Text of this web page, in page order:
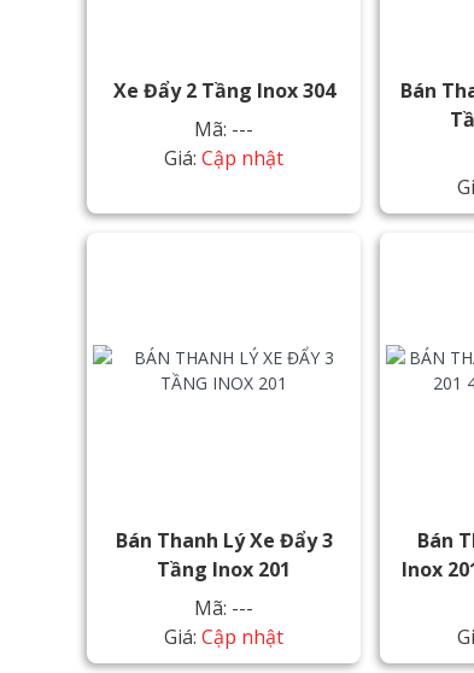
Xe Đẩy 2 Tầng Inox 304
Mã: ---
Giá:Cập nhật
Bán
Bán Thanh Lý Xe Đẩy 3
Tầng Inox 201
Mã: ---
Giá:Cập nhật
Bán
Inox